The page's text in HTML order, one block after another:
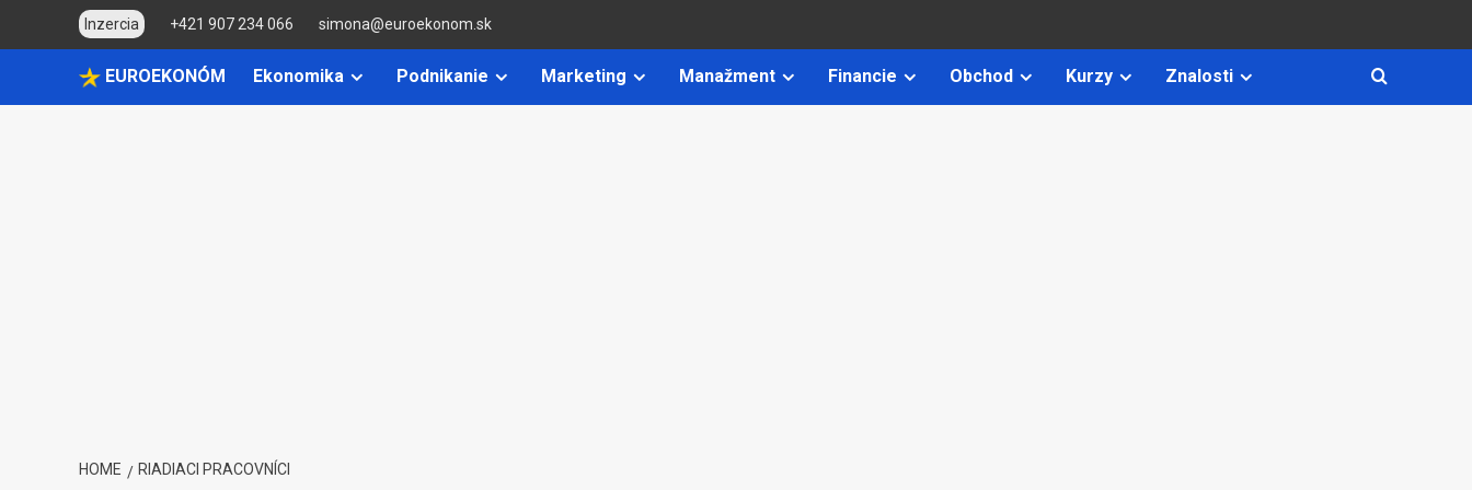
Inzercia +421 907 234 066 simona@euroekonom.sk
EUROEKONÓM Ekonomika Podnikanie Marketing Manažment Financie Obchod Kurzy Znalosti
HOME RIADIACI PRACOVNÍCI